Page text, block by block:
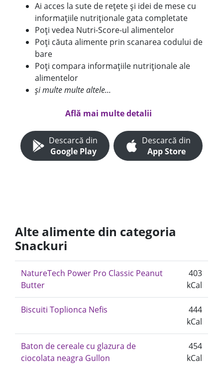
Ai acces la sute de rețete și idei de mese cu
informațiile nutriționale gata completate
Poți vedea Nutri-Score-ul alimentelor
Poți căuta alimente prin scanarea codului de
bare
Poți compara informațiile nutriționale ale
alimentelor
și multe multe altele...
Află mai multe detalii
Descarcă din
Google Play
Descarcă din
App Store
Alte alimente din categoria
Snackuri
NatureTech Power Pro Classic Peanut
Butter
403
kCal
Biscuiti Toplionca Nefis
444
kCal
Baton de cereale cu glazura de
ciocolata neagra Gullon
454
kCal